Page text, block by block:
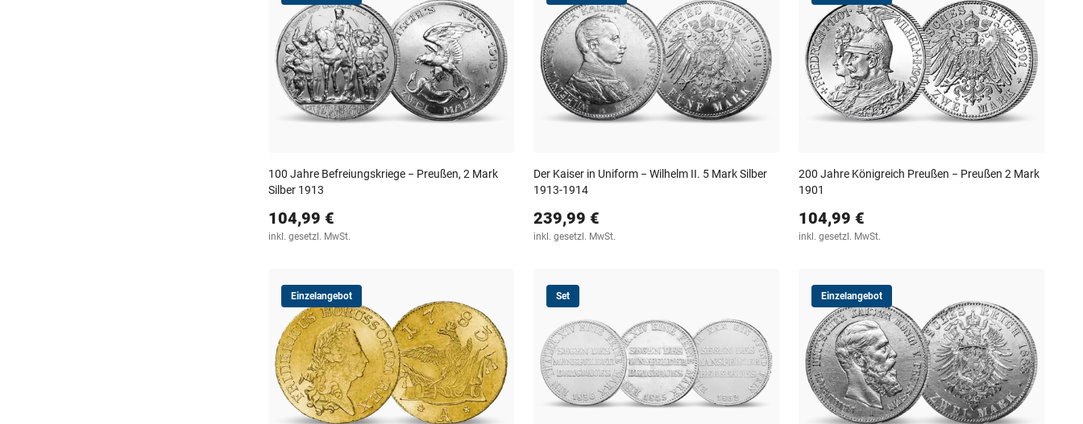
100 Jahre Befreiungskriege − Preußen, 2 Mark
Silber 1913
104,99 €
inkl. gesetzl. MwSt.
Der Kaiser in Uniform − Wilhelm II. 5 Mark Silber
1913-1914
239,99 €
inkl. gesetzl. MwSt.
200 Jahre Königreich Preußen − Preußen 2 Mark
1901
104,99 €
inkl. gesetzl. MwSt.
Einzelangebot Set Einzelangebot